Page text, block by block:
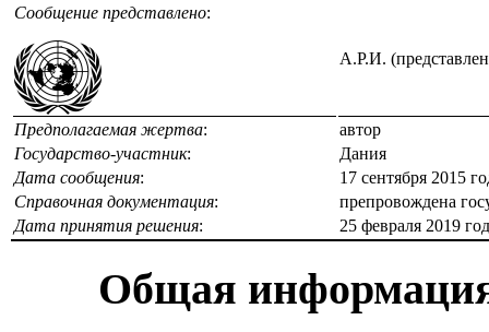
Сообщение представлено:
А.Р.И.
Предполагаемая жертва:
автор
Государство-участник:
Дания
Дата сообщения:
17 сентября 2015
Справочная документация:
препровождена
Дата принятия решения: 25 февраля 2019
Общая